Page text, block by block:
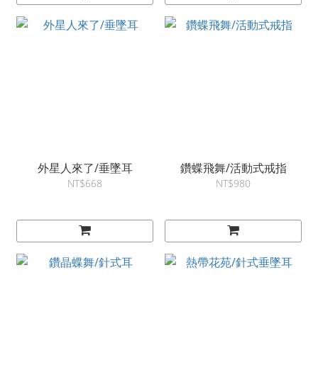
外星人來了/垂墜耳
NT$668
鑽蝶飛舞/活動式戒指
NT$980